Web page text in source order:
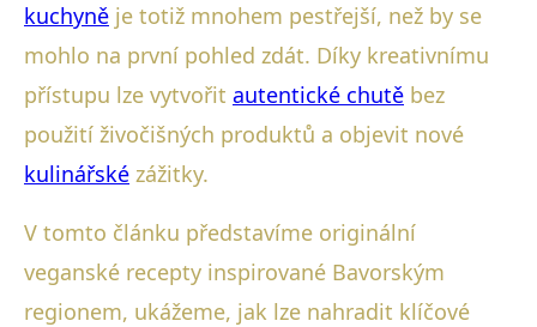
kuchyně je totiž mnohem pestřejší, než by se
mohlo na první pohled zdát. Díky kreativnímu
přístupu lze vytvořit autentické chutě bez
použití živočišných produktů a objevit nové
kulinářské zážitky.
V tomto článku představíme originální
veganské recepty inspirované Bavorským
regionem, ukážeme, jak lze nahradit klíčové